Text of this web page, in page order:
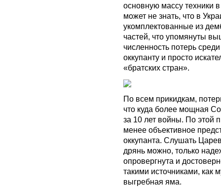
основную массу техники
может не знать, что в
укомплектованные из
частей, что упомянуты
численность потерь
оккупанту и просто
«братских стран».
По всем прикидкам,
что куда более мощная
за 10 лет войны. По этой
менее объективное
оккупанта. Слушать
дрянь можно, только
опровергнута и
такими источниками, как
выгребная яма.